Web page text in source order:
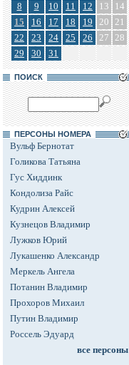
8
9 10 11 12 13
14
15
16 17 18 19 20 21
22
23 24 25 26 27 28
29
30 31
ПОИСК
ПЕРСОНЫ НОМЕРА
Вульф Бернотат
Голикова Татьяна
Гус Хиддинк
Кондолиза Райс
Кудрин Алексей
Кузнецов Владимир
Лужков Юрий
Лукашенко Александр
Меркель Ангела
Потанин Владимир
Прохоров Михаил
Путин Владимир
Россель Эдуард
все персоны